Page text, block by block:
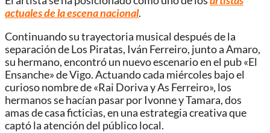
actuales de la escena nacional.
Continuando su trayectoria musical después de la
separación de Los Piratas, Iván Ferreiro, junto a Amaro,
su hermano, encontró un nuevo escenario en el pub «El
Ensanche» de Vigo. Actuando cada miércoles bajo el
curioso nombre de «Rai Doriva y As Ferreiro», los
hermanos se hacían pasar por Ivonne y Tamara, dos
amas de casa ficticias, en una estrategia creativa que
captó la atención del público local.